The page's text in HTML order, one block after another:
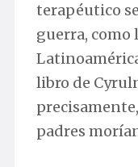
terapéutico
guerra, como
libro de
padres